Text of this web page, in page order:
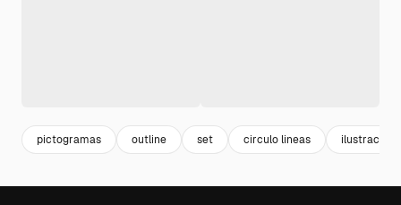
pictogramas outline set circulo lineas